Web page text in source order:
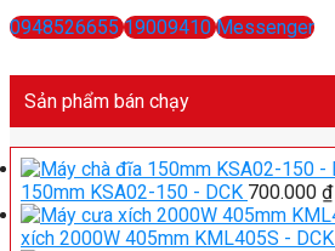
0948526655 19009410 Messenger
Sản phẩm bán chạy
150mm KSA02-150 - DCK 700.000 ₫
xích 2000W 405mm KML405S - DCK